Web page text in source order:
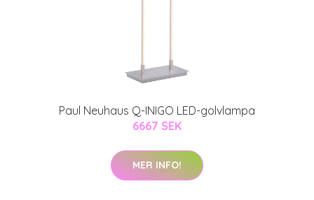
Paul Neuhaus Q-INIGO LED-golvlampa
6667 SEK
MER INFO!